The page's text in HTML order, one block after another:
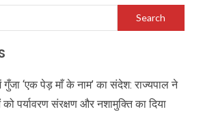
गुँजा ‘एक पेड़ माँ के नाम’ का संदेश: राज्यपाल ने
पर्यावरण संरक्षण और नशामुक्ति का दिया